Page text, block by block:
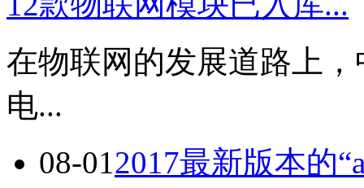
在物联网的发展道路上
电...
08-012017最新版本的